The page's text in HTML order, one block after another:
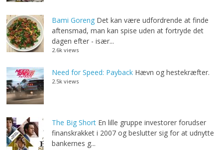
Bami Goreng Det kan være udfordrende at finde
aftensmad, man kan spise uden at fortryde det
dagen efter - især...
2.6k views
Need for Speed: Payback Hævn og hestekræfter.
2.5k views
The Big Short En lille gruppe investorer forudser
finanskrakket i 2007 og beslutter sig for at udnytte
bankernes g...